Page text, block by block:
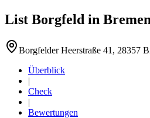
List Borgfeld in Bremen
Borgfelder Heerstraße 41, 28357
Überblick
|
Check
|
Bewertungen